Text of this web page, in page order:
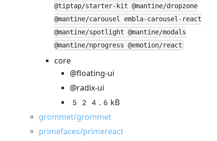
@tiptap/starter-kit @mantine/dropzone
@mantine/carousel embla-carousel-react
@mantine/spotlight @mantine/modals
@mantine/nprogress @emotion/react
core
@floating-ui
@radix-ui
524.6kB
grommet/grommet
primefaces/primereact